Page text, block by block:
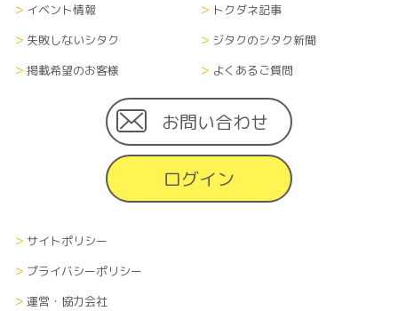
イベント情報
トクダネ記事
失敗しないシタク
ジタクのシタク新聞
掲載希望のお客様
よくあるご質問
お問い合わせ
ログイン
サイトポリシー
プライバシーポリシー
運営・協力会社